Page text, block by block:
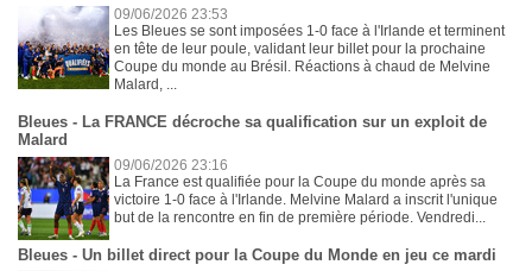
09/06/2026 23:53
Les Bleues se sont imposées 1-0 face à l'Irlande et terminent
en tête de leur poule, validant leur billet pour la prochaine
Coupe du monde au Brésil. Réactions à chaud de Melvine
Malard, ...
Bleues - La FRANCE décroche sa qualification sur un exploit de
Malard
09/06/2026 23:16
La France est qualifiée pour la Coupe du monde après sa
victoire 1-0 face à l'Irlande. Melvine Malard a inscrit l'unique
but de la rencontre en fin de première période. Vendredi...
Bleues - Un billet direct pour la Coupe du Monde en jeu ce mardi